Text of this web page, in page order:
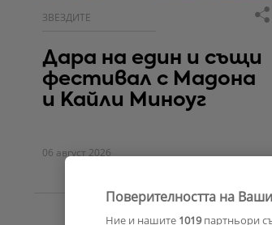
ЗВЕЗДИТЕ
Дара на един и същи
фестивал с Мадона
и Кайли Миноуг
06 август 2026
Поверителността на
Ние и нашите 1019партньори